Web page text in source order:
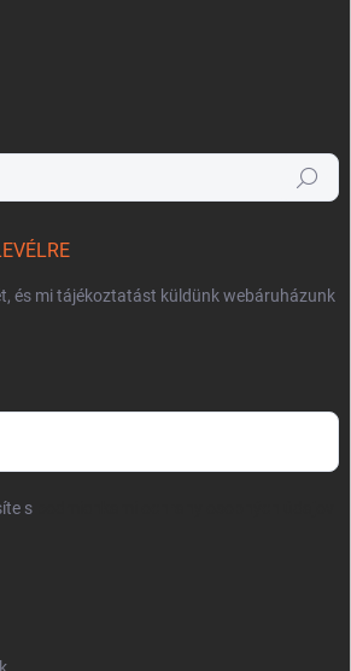
Keresés
és mi tájékoztatást küldünk webáruházunk
s